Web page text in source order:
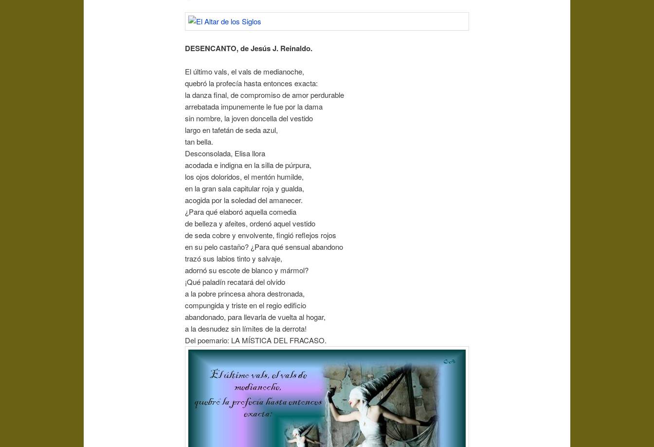
DESENCANTO, de Jesús J. Reinaldo.
El último vals, el vals de medianoche,
quebró la profecía hasta entonces exacta:
la danza final, de compromiso de amor perdurable
arrebatada impunemente le fue por la dama
sin nombre, la joven doncella del vestido
largo en tafetán de seda azul,
tan bella.
Desconsolada, Elisa llora
acodada e indigna en la silla de púrpura,
los ojos doloridos, el mentón humilde,
en la gran sala capitular roja y gualda,
acogida por la soledad del amanecer.
¿Para qué elaboró aquella comedia
de belleza y afeites, ordenó aquel vestido
de seda cobre y envolvente, fingió reflejos rojos
en su pelo castaño? ¿Para qué sensual abandono
trazó sus labios tinto y salvaje,
adornó su escote de blanco y mármol?
¡Qué paladín recatará del olvido
a la pobre princesa ahora destronada,
compungida y triste en el regio edificio
abandonado, para llevarla de vuelta al hogar,
a la desnudez sin límites de la derrota!
Del poemario: LA MÍSTICA DEL FRACASO.